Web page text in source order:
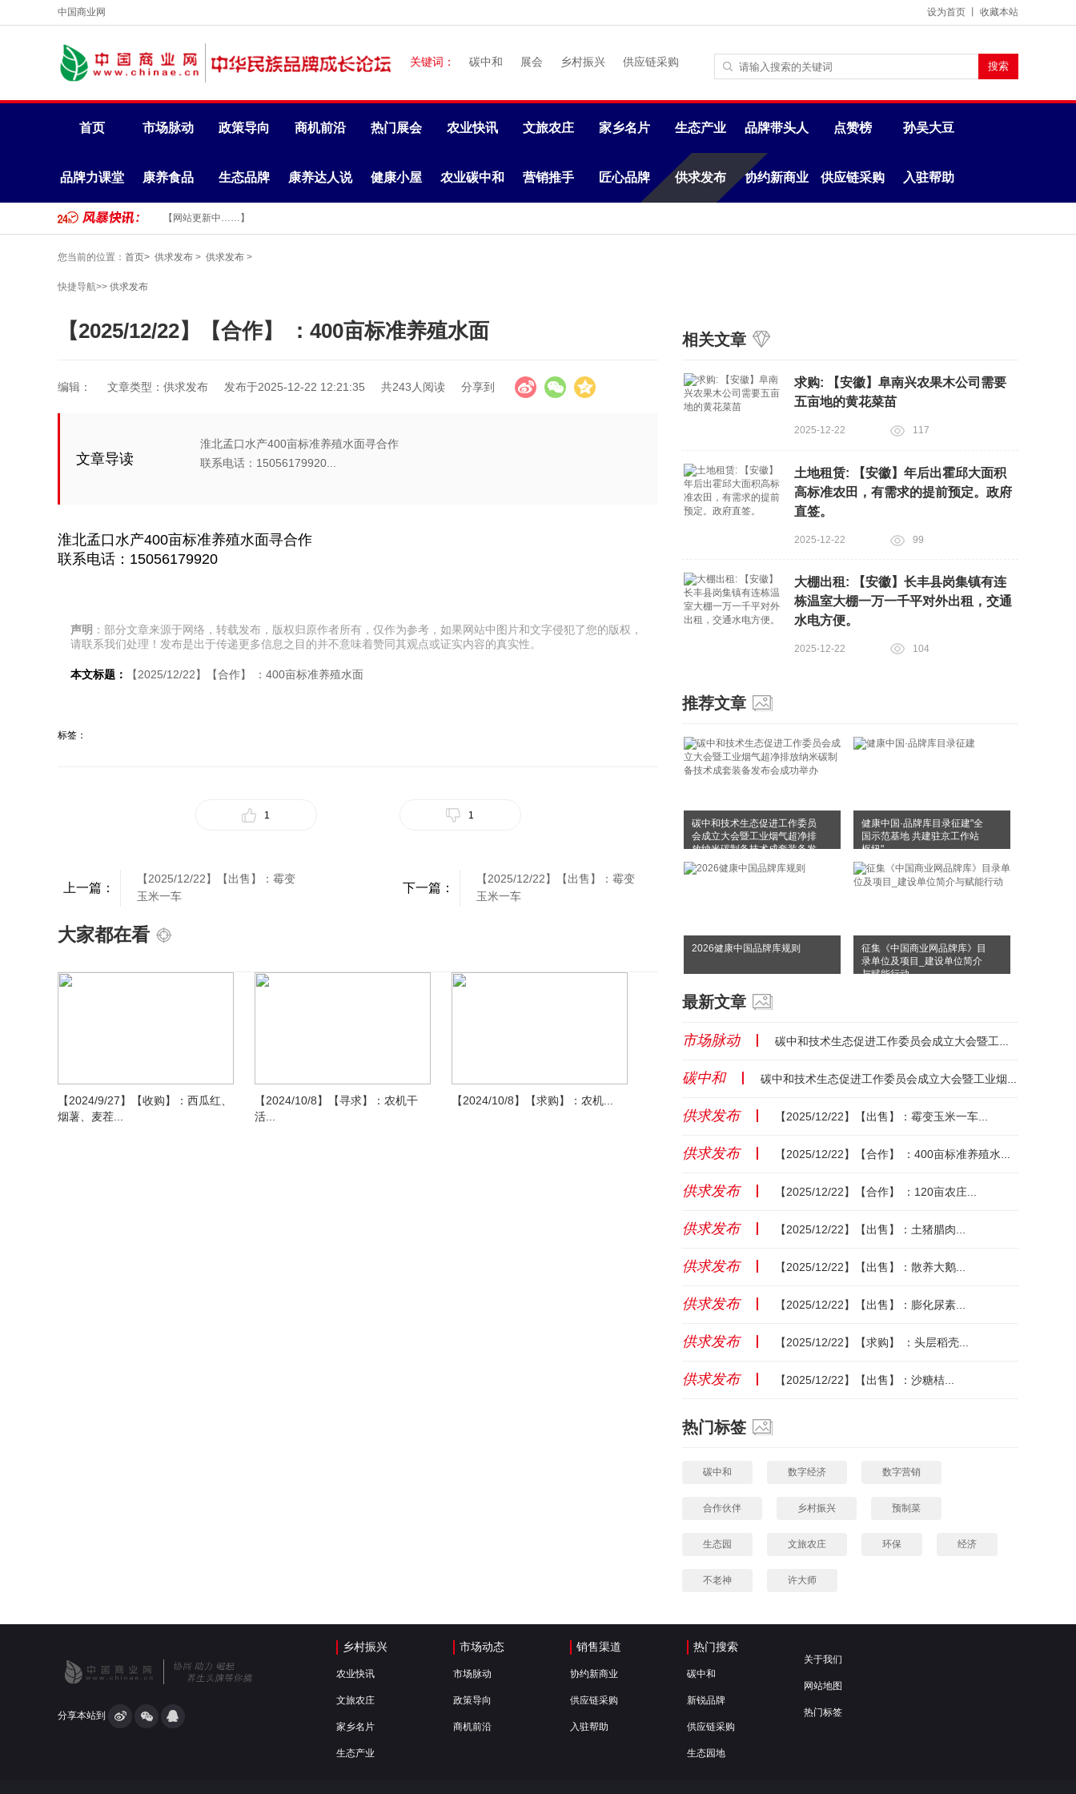
中国商业网 设为首页 收藏本站
关键词： 碳中和 展会 乡村振兴 供应链采购
首页 市场脉动 政策导向 商机前沿 热门展会 农业快讯 文旅农庄 家乡名片 生态产业 品牌带头人 点赞榜 孙吴大豆
品牌力课堂 康养食品 生态品牌 康养达人说 健康小屋 农业碳中和 营销推手 匠心品牌 供求发布 协约新商业 供应链采购 入驻帮助
【网站更新中……】
您当前的位置： 首页> 供求发布 > 供求发布 >
快捷导航>> 供求发布
【2025/12/22】【合作】 ：400亩标准养殖水面
编辑： 文章类型：供求发布 发布于2025-12-22 12:21:35 共243人阅读 分享到
文章导读
淮北孟口水产400亩标准养殖水面寻合作
联系电话：15056179920...
淮北孟口水产400亩标准养殖水面寻合作
联系电话：15056179920
声明 ：部分文章来源于网络，转载发布，版权归原作者所有，仅作为参考，如果网站中图片和文字侵犯了您的版权，
请联系我们处理！发布是出于传递更多信息之目的并不意味着赞同其观点或证实内容的真实性。
本文标题： 【2025/12/22】【合作】 ：400亩标准养殖水面
标签：
1 1
上一篇：
【2025/12/22】【出售】：霉变
玉米一车
下一篇：
【2025/12/22】【出售】：霉变
玉米一车
大家都在看
【2024/9/27】【收购】：西瓜红、
烟薯、麦茬...
【2024/10/8】【寻求】：农机干
活...
【2024/10/8】【求购】：农机...
相关文章
求购: 【安徽】阜南兴农果木公司需要
五亩地的黄花菜苗
2025-12-22 117
土地租赁: 【安徽】年后出霍邱大面积
高标准农田，有需求的提前预定。政府
直签。
2025-12-22 99
大棚出租: 【安徽】长丰县岗集镇有连
栋温室大棚一万一千平对外出租，交通
水电方便。
2025-12-22 104
推荐文章
碳中和技术生态促进工作委员
会成立大会暨工业烟气超净排
放纳米碳制备技术成套装备发
布会成功举办
健康中国·品牌库目录征建"全
国示范基地 共建驻京工作站
枢纽"
2026健康中国品牌库规则
征集《中国商业网品牌库》目
录单位及项目_建设单位简介
与赋能行动
最新文章
市场脉动 碳中和技术生态促进工作委员会成立大会暨工业烟气超净排放纳米碳制备技术成套装备发布会成功举办...
碳中和 碳中和技术生态促进工作委员会成立大会暨工业烟气超净排放纳米碳制备技术成套装备发布会成功举办...
供求发布 【2025/12/22】【出售】：霉变玉米一车...
供求发布 【2025/12/22】【合作】 ：400亩标准养殖水面...
供求发布 【2025/12/22】【合作】 ：120亩农庄...
供求发布 【2025/12/22】【出售】：土猪腊肉...
供求发布 【2025/12/22】【出售】：散养大鹅...
供求发布 【2025/12/22】【出售】：膨化尿素...
供求发布 【2025/12/22】【求购】 ：头层稻壳...
供求发布 【2025/12/22】【出售】：沙糖桔...
热门标签
碳中和 数字经济 数字营销
合作伙伴 乡村振兴 预制菜
生态园 文旅农庄 环保 经济
不老神 许大师
分享本站到
乡村振兴
农业快讯
文旅农庄
家乡名片
生态产业
市场动态
市场脉动
政策导向
商机前沿
销售渠道
协约新商业
供应链采购
入驻帮助
热门搜索
碳中和
新锐品牌
供应链采购
生态园地
关于我们
网站地图
热门标签